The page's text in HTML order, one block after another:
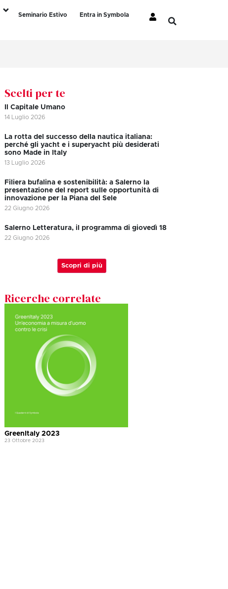
Seminario Estivo
Entra in Symbola
Scelti per te
Il Capitale Umano
14 Luglio 2026
La rotta del successo della nautica italiana:
perché gli yacht e i superyacht più desiderati
sono Made in Italy
13 Luglio 2026
Filiera bufalina e sostenibilità: a Salerno la
presentazione del report sulle opportunità di
innovazione per la Piana del Sele
22 Giugno 2026
Salerno Letteratura, il programma di giovedì 18
22 Giugno 2026
Scopri di più
Ricerche correlate
GreenItaly 2023
23 Ottobre 2023